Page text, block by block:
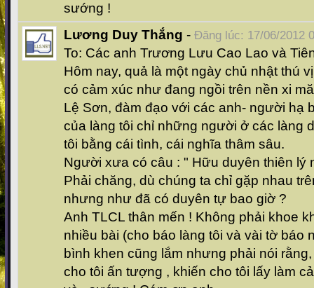
sướng !
Lương Duy Thắng - Đăng lúc: 17/06/2012
To: Các anh Trương Lưu Cao Lao và
Hôm nay, quả là một ngày chủ nhật thú
có cảm xúc như đang ngồi trên nền xi
Lệ Sơn, đàm đạo với các anh- người hạ
của làng tôi chỉ những người ở các làng
tôi bằng cái tình, cái nghĩa thâm sâu.
Người xưa có câu : " Hữu duyên thiên lý
Phải chăng, dù chúng ta chỉ gặp nhau
nhưng như đã có duyên tự bao giờ ?
Anh TLCL thân mến ! Không phải khoe
nhiều bài (cho báo làng tôi và vài tờ báo
bình khen cũng lắm nhưng phải nói
cho tôi ấn tượng , khiến cho tôi lấy làm